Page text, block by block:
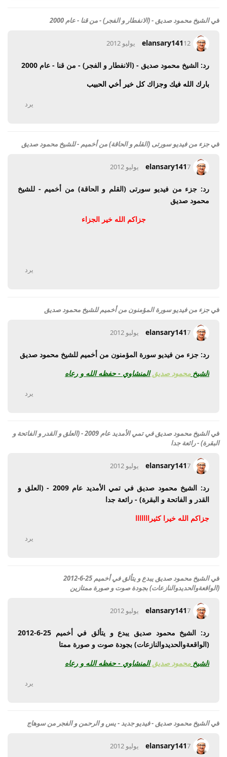
فيالشيخ محمود صديق - (الانفطار و الفجر) - من قنا - عام 2000
elansary14112 يوليو 2012
رد: الشيخ محمود صديق - (الانفطار و الفجر) - من قنا - عام 2000
بارك الله فيك وجزاك كل خير أخي الحبيب
يرد
فيجزء من فيديو سورتى (القلم و الحاقة) من أخميم - للشيخ محمود صديق
elansary1417 يوليو 2012
رد: جزء من فيديو سورتى (القلم و الحاقة) من أخميم - للشيخ
محمود صديق
جزاكم الله خير الجزاء
يرد
فيجزء من فيديو سورة المؤمنون من أخميم للشيخ محمود صديق
elansary1417 يوليو 2012
رد: جزء من فيديو سورة المؤمنون من أخميم للشيخ محمود صديق
الشيخمحمود صديقالمنشاوي - حفظه الله و رعاه
يرد
في
الشيخ محمود صديق في تمي الأمديد عام 2009 - (العلق و القدر و الفاتحة و
البقرة) - رائعة جدا
elansary1417 يوليو 2012
رد: الشيخ محمود صديق في تمي الأمديد عام 2009 - (العلق و
القدر و الفاتحة و البقرة) - رائعة جدا
جزاكم الله خيرا كثيرااااااا
يرد
في
الشيخ محمود صديق يبدع و يتألق في أخميم 25-6-2012
(الواقعةوالحديدوالنازعات) بجودة صوت و صورة ممتازين
elansary1417 يوليو 2012
رد: الشيخ محمود صديق يبدع و يتألق في أخميم 25-6-2012
(الواقعةوالحديدوالنازعات) بجودة صوت و صورة ممتا
الشيخمحمود صديقالمنشاوي - حفظه الله و رعاه
يرد
فيالشيخ محمود صديق - فيديو جديد - يس و الرحمن و الفجر من سوهاج
elansary1417 يوليو 2012